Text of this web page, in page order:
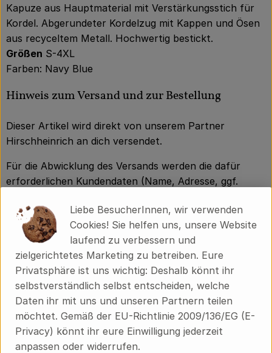
Kapuze aus Hauptmaterial mit Verstärkungsstich für
Kordel. Abgerundeter Kordelzug mit Kappen und Ösen
aus recyceltem Metall. Hochwertig bestickt.
Größen S-4XL
Farben: Navy Blue
Hinweis zum Versand und zur Bestellung
Dieser Artikel wird direkt von unserem Partner
Hirschheinrich an dich versendet.
Für die Abwicklung des Versands werden die dafür
erforderlichen Kundendaten (Name, Adresse, ggf.
Mit dem Abschluss der Bestellung erklärst du dein
Einverständnis zur Weitergabe dieser Daten
ausschließlich zum Zweck der Bestell- und
Versandabwicklung.
Der Versand erfolgt per Post innerhalb von 5 - 7
Werktagen.
Es gilt das gesetzliche 14-tägige Rückgaberecht ab
Erhalt der Ware.
Liebe BesucherInnen, wir verwenden
Cookies! Sie helfen uns, unsere Website
laufend zu verbessern und
zielgerichtetes Marketing zu betreiben. Eure
Privatsphäre ist uns wichtig: Deshalb könnt ihr
selbstverständlich selbst entscheiden, welche
Daten ihr mit uns und unseren Partnern teilen
möchtet. Gemäß der EU-Richtlinie 2009/136/EG (E-
Privacy) könnt ihr eure Einwilligung jederzeit
anpassen oder widerrufen.